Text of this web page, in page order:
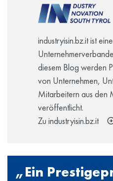
industryisin.bz.it ist
diesem Blog werden
von Unternehmen,
Mitarbeitern aus den
veröffentlicht.
Zu industryisin.bz.it
„Ein